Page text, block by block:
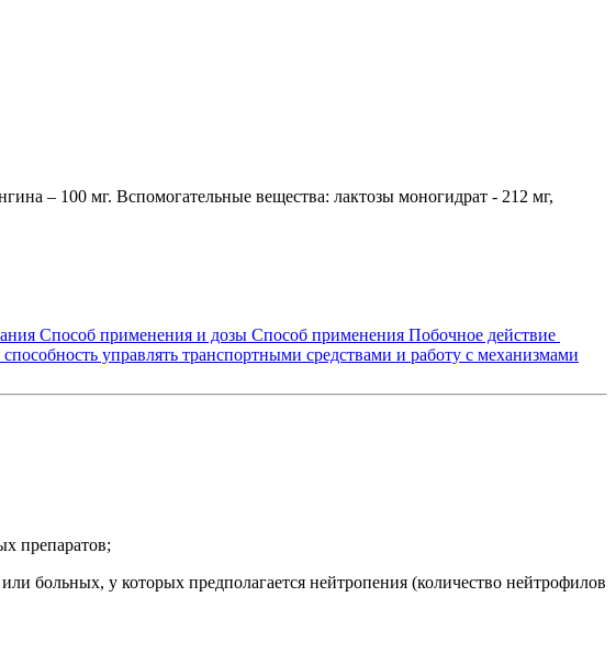
– 100 мг. Вспомогательные вещества: лактозы моногидрат - 212 мг,
Способ применения и дозы Способ применения Побочное действие
управлять транспортными средствами и работу с механизмами
препаратов;
больных, у которых предполагается нейтропения (количество нейтрофилов